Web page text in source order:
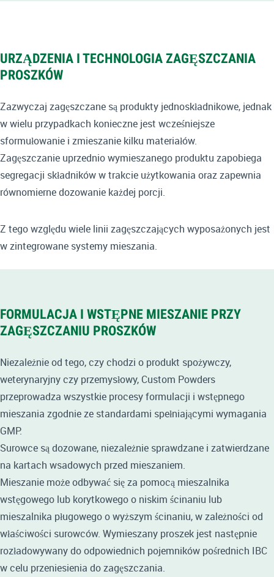
URZĄDZENIA I TECHNOLOGIA ZAGĘSZCZANIA
PROSZKÓW
Zazwyczaj zagęszczane są produkty jednoskładnikowe, jednak
w wielu przypadkach konieczne jest wcześniejsze
sformułowanie i zmieszanie kilku materiałów.
Zagęszczanie uprzednio wymieszanego produktu zapobiega
segregacji składników w trakcie użytkowania oraz zapewnia
równomierne dozowanie każdej porcji.
Z tego względu wiele linii zagęszczających wyposażonych jest
w zintegrowane systemy mieszania.
FORMULACJA I WSTĘPNE MIESZANIE PRZY
ZAGĘSZCZANIU PROSZKÓW
Niezależnie od tego, czy chodzi o produkt spożywczy,
weterynaryjny czy przemysłowy, Custom Powders
przeprowadza wszystkie procesy formulacji i wstępnego
mieszania zgodnie ze standardami spełniającymi wymagania
GMP.
Surowce są dozowane, niezależnie sprawdzane i zatwierdzane
na kartach wsadowych przed mieszaniem.
Mieszanie może odbywać się za pomocą mieszalnika
wstęgowego lub korytkowego o niskim ścinaniu lub
mieszalnika pługowego o wyższym ścinaniu, w zależności od
właściwości surowców. Wymieszany proszek jest następnie
rozładowywany do odpowiednich pojemników pośrednich IBC
w celu przeniesienia do zagęszczania.